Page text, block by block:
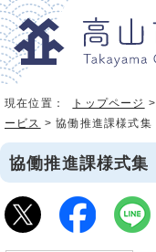
現在位置： トップページ >
ービス > 協働推進課様式集
協働推進課様式集